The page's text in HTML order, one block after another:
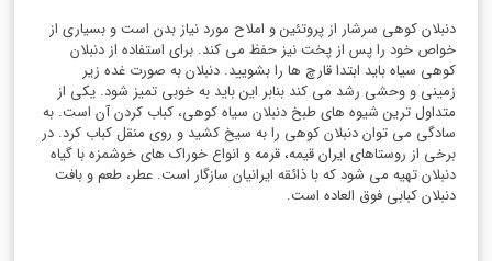
دنبلان کوهی سرشار از پروتئین و املاح مورد نیاز بدن است و بسیاری از
خواص خود را پس از پخت نیز حفظ می کند. برای استفاده از دنبلان
کوهی سیاه باید ابتدا قارچ ها را بشویید. دنبلان به صورت غده زیر
زمینی و وحشی رشد می کند بنابر این باید به خوبی تمیز شود. یکی از
متداول ترین شیوه های طبخ دنبلان سیاه کوهی، کباب کردن آن است. به
سادگی می توان دنبلان کوهی را به سیخ کشید و روی منقل کباب کرد. در
برخی از روستاهای ایران قیمه، قرمه و انواع خوراک های خوشمزه با گیاه
دنبلان تهیه می شود که با ذائقه ایرانیان سازگار است. عطر، طعم و بافت
دنبلان کبابی فوق العاده است.